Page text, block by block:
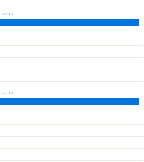
もっと見る
もっと見る